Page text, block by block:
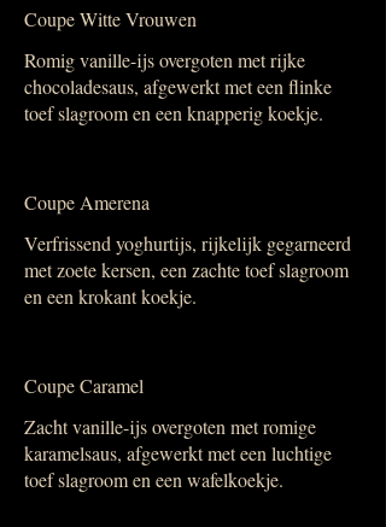
Coupe Witte Vrouwen
Romig vanille-ijs overgoten met rijke
chocoladesaus, afgewerkt met een flinke
toef slagroom en een knapperig koekje.
Coupe Amerena
Verfrissend yoghurtijs, rijkelijk gegarneerd
met zoete kersen, een zachte toef slagroom
en een krokant koekje.
Coupe Caramel
Zacht vanille-ijs overgoten met romige
karamelsaus, afgewerkt met een luchtige
toef slagroom en een wafelkoekje.